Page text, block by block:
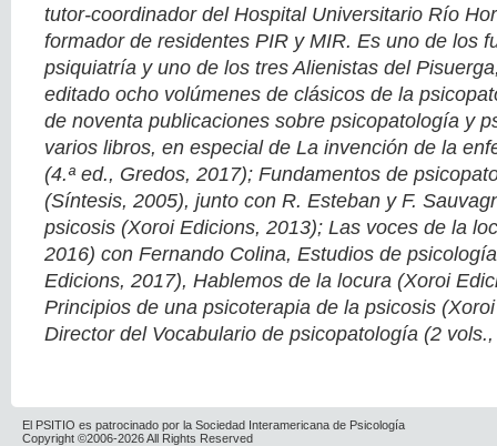
tutor-coordinador del Hospital Universitario Río
formador de residentes PIR y MIR. Es uno de los
psiquiatría y uno de los tres Alienistas del
editado ocho volúmenes de clásicos de la
de noventa publicaciones sobre psicopatología y
varios libros, en especial de La invención de la
(4.ª ed., Gredos, 2017); Fundamentos de
(Síntesis, 2005), junto con R. Esteban y F.
psicosis (Xoroi Edicions, 2013); Las voces de la
2016) con Fernando Colina, Estudios de
Edicions, 2017), Hablemos de la locura (Xoroi
Principios de una psicoterapia de la psicosis
Director del Vocabulario de psicopatología (2
El PSITIO es patrocinado por la Sociedad Interamericana de Psicología
Copyright ©2006-2026 All Rights Reserved